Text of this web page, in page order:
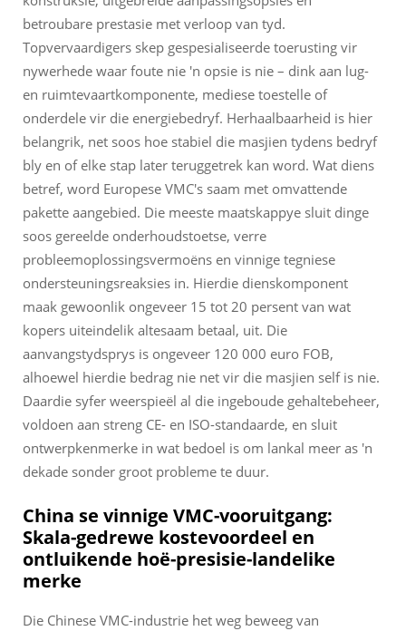
betroubare prestasie met verloop van tyd.
Topvervaardigers skep gespesialiseerde toerusting vir
nywerhede waar foute nie 'n opsie is nie – dink aan lug-
en ruimtevaartkomponente, mediese toestelle of
onderdele vir die energiebedryf. Herhaalbaarheid is hier
belangrik, net soos hoe stabiel die masjien tydens bedryf
bly en of elke stap later teruggetrek kan word. Wat diens
betref, word Europese VMC's saam met omvattende
pakette aangebied. Die meeste maatskappye sluit dinge
soos gereelde onderhoudstoetse, verre
probleemoplossingsvermoëns en vinnige tegniese
ondersteuningsreaksies in. Hierdie dienskomponent
maak gewoonlik ongeveer 15 tot 20 persent van wat
kopers uiteindelik altesaam betaal, uit. Die
aanvangstydsprys is ongeveer 120 000 euro FOB,
alhoewel hierdie bedrag nie net vir die masjien self is nie.
Daardie syfer weerspieël al die ingeboude gehaltebeheer,
voldoen aan streng CE- en ISO-standaarde, en sluit
ontwerpkenmerke in wat bedoel is om lankal meer as 'n
dekade sonder groot probleme te duur.
China se vinnige VMC-vooruitgang:
Skala-gedrewe kostevoordeel en
ontluikende hoë-presisie-landelike
merke
Die Chinese VMC-industrie het weg beweeg van